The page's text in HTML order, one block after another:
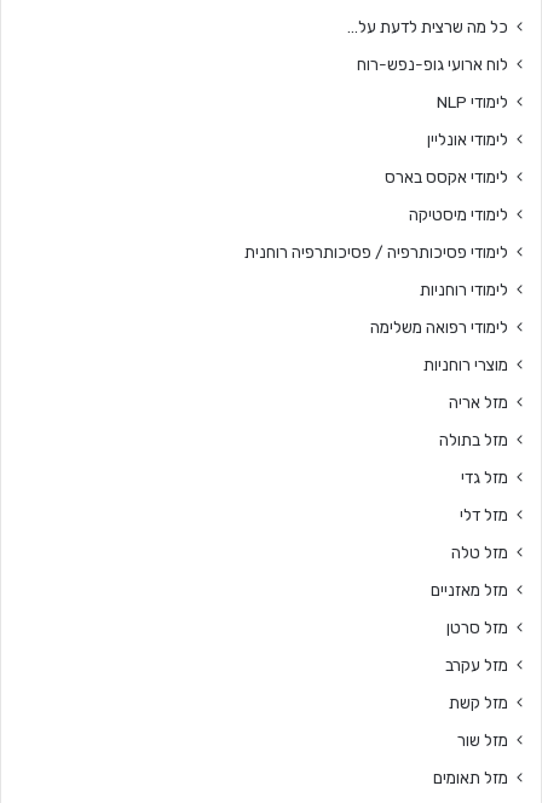
כל מה שרצית לדעת על…
לוח ארועי גופ-נפש-רוח
לימודי NLP
לימודי אונליין
לימודי אקסס בארס
לימודי מיסטיקה
לימודי פסיכותרפיה / פסיכותרפיה רוחנית
לימודי רוחניות
לימודי רפואה משלימה
מוצרי רוחניות
מזל אריה
מזל בתולה
מזל גדי
מזל דלי
מזל טלה
מזל מאזניים
מזל סרטן
מזל עקרב
מזל קשת
מזל שור
מזל תאומים